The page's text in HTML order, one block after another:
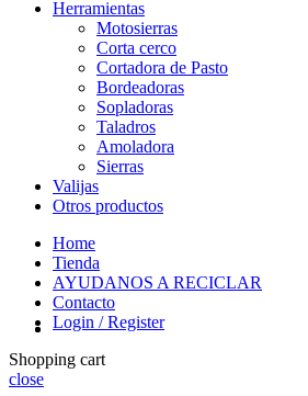
Herramientas
Motosierras
Corta cerco
Cortadora de Pasto
Bordeadoras
Sopladoras
Taladros
Amoladora
Sierras
Valijas
Otros productos
Home
Tienda
AYUDANOS A RECICLAR
Contacto
Login / Register
Shopping cart
close